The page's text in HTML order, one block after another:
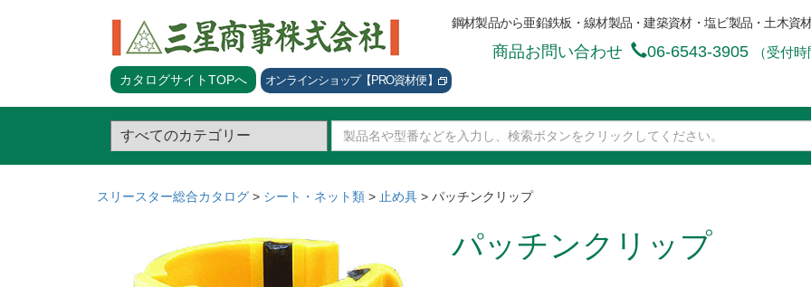
カタログサイトTOPへ オンラインショップ【PRO資材便】
鋼材製品から亜鉛鉄板・線材製品・建築資材・塩ビ製品・土木資
商品お問い合わせ 06-6543-3905 （受付
スリースター総合カタログ > シート・ネット類 > 止め具 > パッチンクリップ
パッチンクリップ